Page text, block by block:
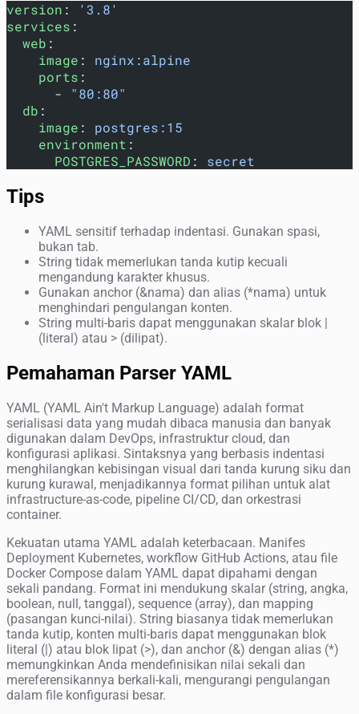
version :
'3.8'
services :
  web
:
    image
: nginx:alpine
    ports
:
      -
"80:80"
  db
:
    image
: postgres:15
    environment
:
      POSTGRES_PASSWORD
: secret
Tips
YAML sensitif terhadap indentasi. Gunakan spasi,
bukan tab.
String tidak memerlukan tanda kutip kecuali
mengandung karakter khusus.
Gunakan anchor (&nama) dan alias (*nama) untuk
menghindari pengulangan konten.
String multi-baris dapat menggunakan skalar blok |
(literal) atau > (dilipat).
Pemahaman Parser YAML
YAML (YAML Ain't Markup Language) adalah format
serialisasi data yang mudah dibaca manusia dan banyak
digunakan dalam DevOps, infrastruktur cloud, dan
konfigurasi aplikasi. Sintaksnya yang berbasis indentasi
menghilangkan kebisingan visual dari tanda kurung siku dan
kurung kurawal, menjadikannya format pilihan untuk alat
infrastructure-as-code, pipeline CI/CD, dan orkestrasi
container.
Kekuatan utama YAML adalah keterbacaan. Manifes
Deployment Kubernetes, workflow GitHub Actions, atau file
Docker Compose dalam YAML dapat dipahami dengan
sekali pandang. Format ini mendukung skalar (string, angka,
boolean, null, tanggal), sequence (array), dan mapping
(pasangan kunci-nilai). String biasanya tidak memerlukan
tanda kutip, konten multi-baris dapat menggunakan blok
literal (|) atau blok lipat (>), dan anchor (&) dengan alias (*)
memungkinkan Anda mendefinisikan nilai sekali dan
mereferensikannya berkali-kali, mengurangi pengulangan
dalam file konfigurasi besar.